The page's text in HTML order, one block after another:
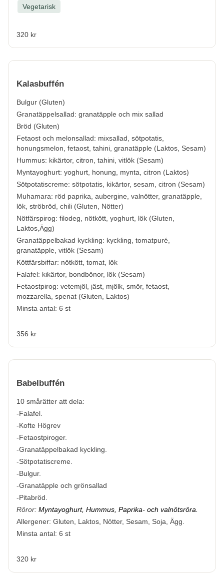
Vegetarisk
320 kr
Kalasbuffén
Bulgur (Gluten)
Granatäppelsallad: granatäpple och mix sallad
Bröd (Gluten)
Fetaost och melonsallad: mixsallad, sötpotatis,
honungsmelon, fetaost, tahini, granatäpple (Laktos, Sesam)
Hummus: kikärtor, citron, tahini, vitlök (Sesam)
Myntayoghurt: yoghurt, honung, mynta, citron (Laktos)
Sötpotatiscreme: sötpotatis, kikärtor, sesam, citron (Sesam)
Muhamara: röd paprika, aubergine, valnötter, granatäpple,
lök, ströbröd, chili (Gluten, Nötter)
Nötfärspirog: filodeg, nötkött, yoghurt, lök (Gluten,
Laktos,Ägg)
Granatäppelbakad kyckling: kyckling, tomatpuré,
granatäpple, vitlök (Sesam)
Köttfärsbiffar: nötkött, tomat, lök
Falafel: kikärtor, bondbönor, lök (Sesam)
Fetaostpirog: vetemjöl, jäst, mjölk, smör, fetaost,
mozzarella, spenat (Gluten, Laktos)
Minsta antal: 6 st
356 kr
Babelbuffén
10 smårätter att dela:
-Falafel.
-Kofte Högrev
-Fetaostpiroger.
-Granatäppelbakad kyckling.
-Sötpotatiscreme.
-Bulgur.
-Granatäpple och grönsallad
-Pitabröd.
Röror: Myntayoghurt, Hummus, Paprika- och valnötsröra.
Allergener: Gluten, Laktos, Nötter, Sesam, Soja, Ägg.
Minsta antal: 6 st
320 kr